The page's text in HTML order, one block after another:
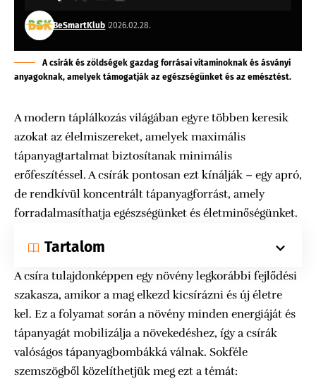
BeSmartKlub 2026.02.28.
A csírák és zöldségek gazdag forrásai vitaminoknak és ásványi
anyagoknak, amelyek támogatják az egészségünket és az emésztést.
A modern táplálkozás világában egyre többen keresik
azokat az élelmiszereket, amelyek maximális
tápanyagtartalmat biztosítanak minimális
erőfeszítéssel. A csírák pontosan ezt kínálják – egy apró,
de rendkívül koncentrált tápanyagforrást, amely
forradalmasíthatja egészségünket és életminőségünket.
Tartalom
A csíra tulajdonképpen egy növény legkorábbi fejlődési
szakasza, amikor a mag elkezd kicsírázni és új életre
kel. Ez a folyamat során a növény minden energiáját és
tápanyagát mobilizálja a növekedéshez, így a csírák
valóságos tápanyagbombákká válnak. Sokféle
szemszögből közelíthetjük meg ezt a témát: